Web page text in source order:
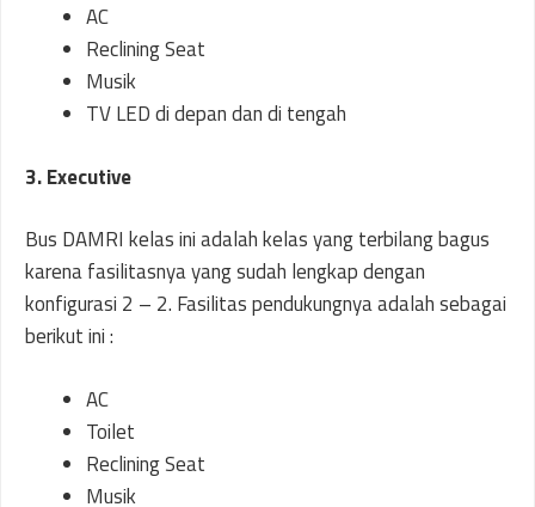
AC
Reclining Seat
Musik
TV LED di depan dan di tengah
3. Executive
Bus DAMRI kelas ini adalah kelas yang terbilang bagus
karena fasilitasnya yang sudah lengkap dengan
konfigurasi 2 – 2. Fasilitas pendukungnya adalah sebagai
berikut ini :
AC
Toilet
Reclining Seat
Musik